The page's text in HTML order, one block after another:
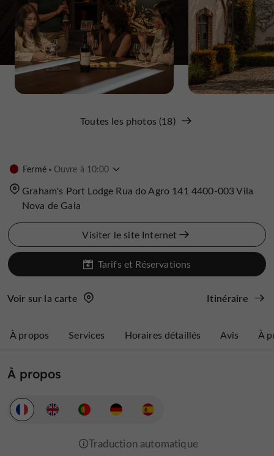
Toutes les photos (18)
Fermé Ouvre à 10:00
Graham's Port Lodge Rua do Agro 141 4400-003 Vila
Nova de Gaia
Visiter le site Internet
Tarifs et Réservations
Voir sur la carte Itinéraire
À propos Services Horaires détaillés Avis À
À propos